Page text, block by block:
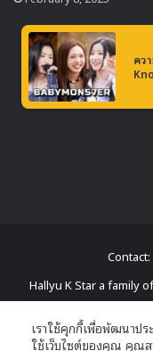
Hallyu K Star a family
เราใช้คุกกี้เพื่อพัฒนาป
ใช้เว็บไซต์ของคุณ คุณส